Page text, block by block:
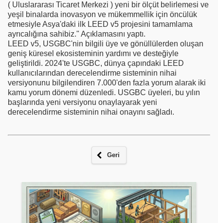
( Uluslararası Ticaret Merkezi ) yeni bir ölçüt belirlemesi ve
yeşil binalarda inovasyon ve mükemmellik için öncülük
etmesiyle Asya'daki ilk LEED v5 projesini tamamlama
ayrıcalığına sahibiz." Açıklamasını yaptı.
LEED v5, USGBC'nin bilgili üye ve gönüllülerden oluşan
geniş küresel ekosisteminin yardımı ve desteğiyle
geliştirildi. 2024'te USGBC, dünya çapındaki LEED
kullanıcılarından derecelendirme sisteminin nihai
versiyonunu bilgilendiren 7.000'den fazla yorum alarak iki
kamu yorum dönemi düzenledi. USGBC üyeleri, bu yılın
başlarında yeni versiyonu onaylayarak yeni
derecelendirme sisteminin nihai onayını sağladı.
Geri